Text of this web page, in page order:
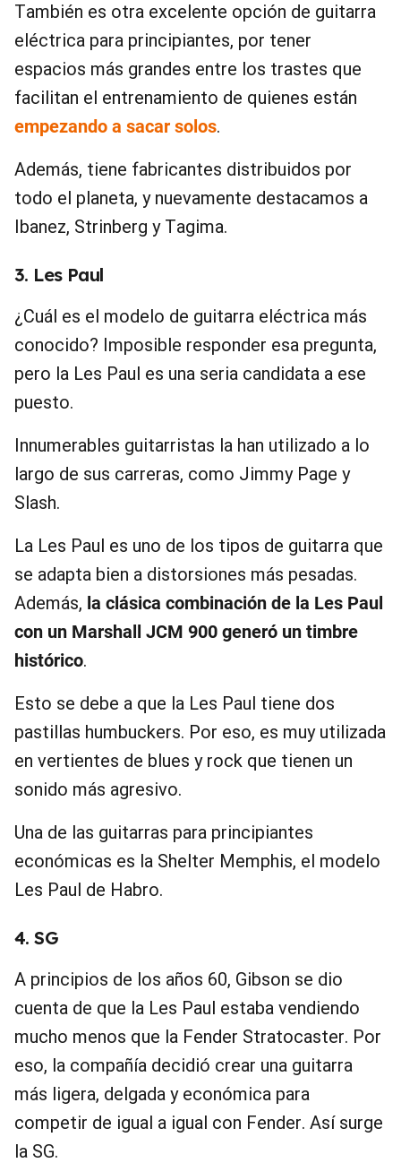
También es otra excelente opción de guitarra
eléctrica para principiantes, por tener
espacios más grandes entre los trastes que
facilitan el entrenamiento de quienes están
empezando a sacar solos.
Además, tiene fabricantes distribuidos por
todo el planeta, y nuevamente destacamos a
Ibanez, Strinberg y Tagima.
3. Les Paul
¿Cuál es el modelo de guitarra eléctrica más
conocido? Imposible responder esa pregunta,
pero la Les Paul es una seria candidata a ese
puesto.
Innumerables guitarristas la han utilizado a lo
largo de sus carreras, como Jimmy Page y
Slash.
La Les Paul es uno de los tipos de guitarra que
se adapta bien a distorsiones más pesadas.
Además, la clásica combinación de la Les Paul
con un Marshall JCM 900 generó un timbre
histórico.
Esto se debe a que la Les Paul tiene dos
pastillas humbuckers. Por eso, es muy utilizada
en vertientes de blues y rock que tienen un
sonido más agresivo.
Una de las guitarras para principiantes
económicas es la Shelter Memphis, el modelo
Les Paul de Habro.
4. SG
A principios de los años 60, Gibson se dio
cuenta de que la Les Paul estaba vendiendo
mucho menos que la Fender Stratocaster. Por
eso, la compañía decidió crear una guitarra
más ligera, delgada y económica para
competir de igual a igual con Fender. Así surge
la SG.